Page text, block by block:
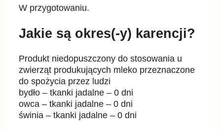
W przygotowaniu.
Jakie są okres(-y) karencji?
Produkt niedopuszczony do stosowania u
zwierząt produkujących mleko przeznaczone
do spożycia przez ludzi
bydło – tkanki jadalne – 0 dni
owca – tkanki jadalne – 0 dni
świnia – tkanki jadalne – 0 dni